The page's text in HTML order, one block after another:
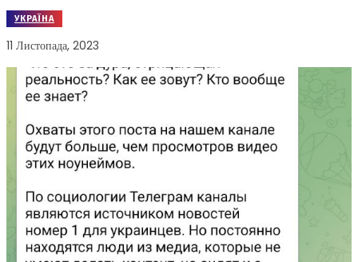
УКРАЇНА
11 Листопада, 2023